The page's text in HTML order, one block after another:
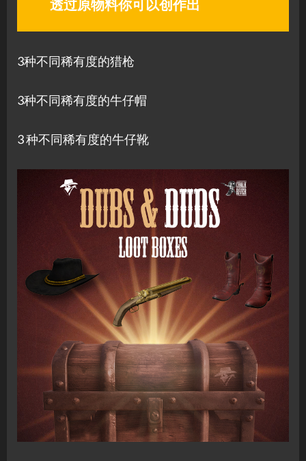
透过原物料你可以创作出
3种不同稀有度的猎枪
3种不同稀有度的牛仔帽
3 种不同稀有度的牛仔靴